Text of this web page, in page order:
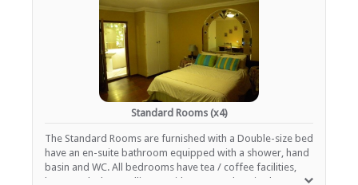
Standard Rooms (x4)
The Standard Rooms are furnished with a Double-size bed
have an en-suite bathroom equipped with a shower, hand
basin and WC. All bedrooms have tea / coffee facilities,
heaters, desks, satellite TV with a comprehensive bouquet